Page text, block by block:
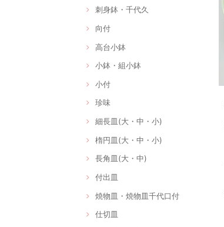
刺身鉢・千代久
向付
高台小鉢
小鉢・組小鉢
小付
珍味
細長皿(大・中・小)
楕円皿(大・中・小)
長角皿(大・中)
付出皿
焼物皿・焼物皿千代口付
仕切皿